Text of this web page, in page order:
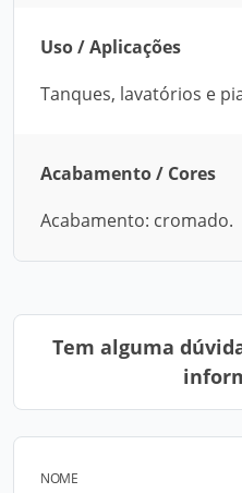
Uso / Aplicações
Tanques, lavatórios e
Acabamento / Cores
Acabamento: cromado.
Tem alguma
NOME